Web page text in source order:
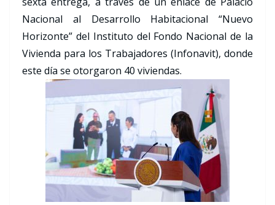
Nacional al Desarrollo Habitacional “Nuevo
Horizonte” del Instituto del Fondo Nacional de la
Vivienda para los Trabajadores (Infonavit), donde
este día se otorgaron 40 viviendas.